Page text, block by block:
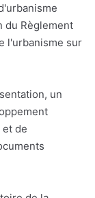
du Règlement
l'urbanisme sur
un
de